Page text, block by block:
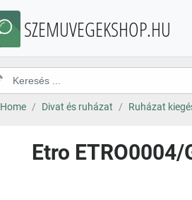
SZEMUVEGEKSHOP.HU
Home Divat és ruházat Ruházat
Etro